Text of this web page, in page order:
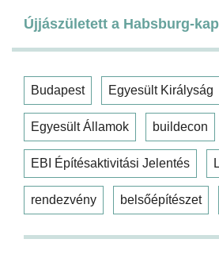
Újjászületett a Habsburg-
Budapest Egyesült Királyság
Egyesült Államok buildecon
EBI Építésaktivitási Jelentés
rendezvény belsőépítészet